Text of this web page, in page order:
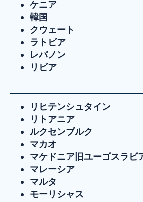
ケニア
韓国
クウェート
ラトビア
レバノン
リビア
リヒテンシュタイン
リトアニア
ルクセンブルク
マカオ
マケドニア旧ユーゴスラビ
マレーシア
マルタ
モーリシャス